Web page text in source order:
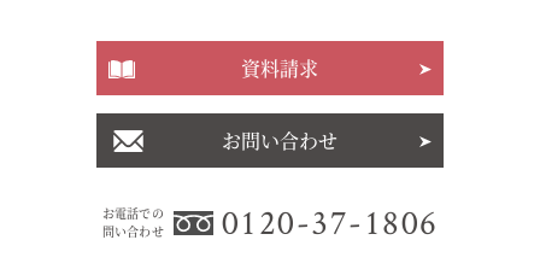
お電話での
問い合わせ
0120-37-1806
資料請求
お問い合わせ